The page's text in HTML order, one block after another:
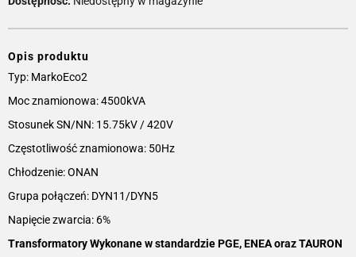
Opis produktu
Typ: MarkoEco2
Moc znamionowa: 4500kVA
Stosunek SN/NN: 15.75kV / 420V
Częstotliwość znamionowa: 50Hz
Chłodzenie: ONAN
Grupa połączeń: DYN11/DYN5
Napięcie zwarcia: 6%
Transformatory Wykonane w standardzie PGE, ENEA oraz TAURON